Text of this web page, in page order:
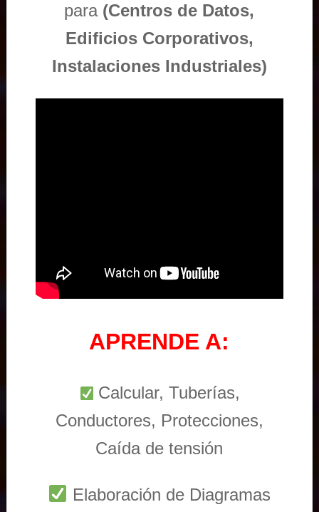
para (Centros de Datos,
Edificios Corporativos,
Instalaciones Industriales)
APRENDE A:
Calcular, Tuberías,
Conductores, Protecciones,
Caída de tensión
Elaboración de Diagramas